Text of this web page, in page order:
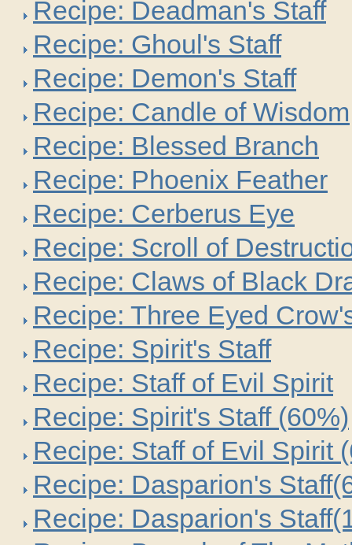
Recipe: Deadman's Staff
Recipe: Ghoul's Staff
Recipe: Demon's Staff
Recipe: Candle of Wisdom
Recipe: Blessed Branch
Recipe: Phoenix Feather
Recipe: Cerberus Eye
Recipe: Scroll of
Recipe: Claws of Black
Recipe: Three Eyed
Recipe: Spirit's Staff
Recipe: Staff of Evil Spirit
Recipe: Spirit's Staff (60%)
Recipe: Staff of Evil Spirit
Recipe: Dasparion's
Recipe: Dasparion's